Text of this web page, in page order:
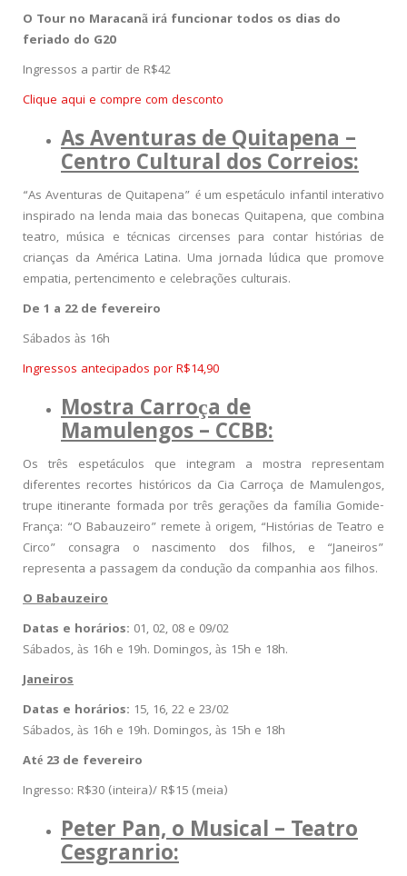
O Tour no Maracanã irá funcionar todos os dias do
feriado do G20
Ingressos a partir de R$42
Clique aqui e compre com desconto
As Aventuras de Quitapena –
Centro Cultural dos Correios:
“As Aventuras de Quitapena” é um espetáculo infantil interativo
inspirado na lenda maia das bonecas Quitapena, que combina
teatro, música e técnicas circenses para contar histórias de
crianças da América Latina. Uma jornada lúdica que promove
empatia, pertencimento e celebrações culturais.
De 1 a 22 de fevereiro
Sábados às 16h
Ingressos antecipados por R$14,90
Mostra Carroça de
Mamulengos – CCBB:
Os três espetáculos que integram a mostra representam
diferentes recortes históricos da Cia Carroça de Mamulengos,
trupe itinerante formada por três gerações da família Gomide-
França: “O Babauzeiro” remete à origem, “Histórias de Teatro e
Circo” consagra o nascimento dos filhos, e “Janeiros”
representa a passagem da condução da companhia aos filhos.
O Babauzeiro
Datas e horários: 01, 02, 08 e 09/02
Sábados, às 16h e 19h. Domingos, às 15h e 18h.
Janeiros
Datas e horários: 15, 16, 22 e 23/02
Sábados, às 16h e 19h. Domingos, às 15h e 18h
Até 23 de fevereiro
Ingresso: R$30 (inteira)/ R$15 (meia)
Peter Pan, o Musical – Teatro
Cesgranrio: